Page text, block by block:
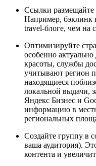
Ссылки размещайте
Например, бэклинк
travel-блоге, чем на
Оптимизируйте
особенно
красоты, службы
учитывают регион
находящиеся
локальной выдачи,
Яндекс Бизнес и
информацию в
региональных
Создайте группу в
ваша аудитория).
контента и